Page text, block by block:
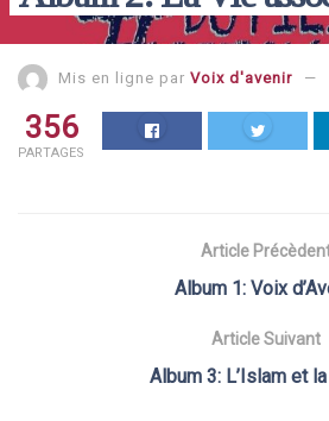
Mis en ligne par Voix d'avenir
356
PARTAGES
Article
Album 1: Voix
Article Suivant
Album 3: L’Islam et